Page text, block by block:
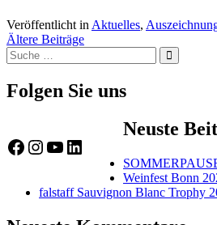
Veröffentlicht in Aktuelles,
Beitragsnavigation
Ältere Beiträge
Suche
nach:
Folgen Sie uns
Facebook
Instagram
YouTube
LinkedIn
Neuste
Weinfest Bonn
falstaff Sauvignon Blanc Trophy